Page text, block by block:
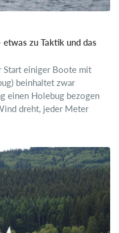
zu Taktik und das
Start einiger Boote mit
beinhaltet zwar
einen Holebug bezogen
dreht, jeder Meter